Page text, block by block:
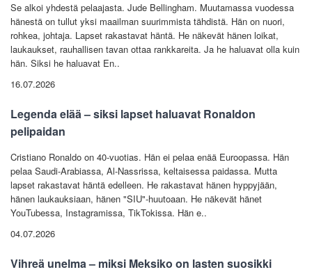
Se alkoi yhdestä pelaajasta. Jude Bellingham. Muutamassa vuodessa
hänestä on tullut yksi maailman suurimmista tähdistä. Hän on nuori,
rohkea, johtaja. Lapset rakastavat häntä. He näkevät hänen loikat,
laukaukset, rauhallisen tavan ottaa rankkareita. Ja he haluavat olla kuin
hän. Siksi he haluavat En..
16.07.2026
Legenda elää – siksi lapset haluavat Ronaldon
pelipaidan
Cristiano Ronaldo on 40-vuotias. Hän ei pelaa enää Euroopassa. Hän
pelaa Saudi-Arabiassa, Al-Nassrissa, keltaisessa paidassa. Mutta
lapset rakastavat häntä edelleen. He rakastavat hänen hyppyjään,
hänen laukauksiaan, hänen "SIU"-huutoaan. He näkevät hänet
YouTubessa, Instagramissa, TikTokissa. Hän e..
04.07.2026
Vihreä unelma – miksi Meksiko on lasten suosikki